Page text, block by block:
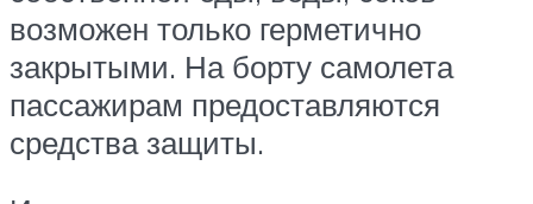
возможен только герметично
закрытыми. На борту самолета
пассажирам предоставляются
средства защиты.